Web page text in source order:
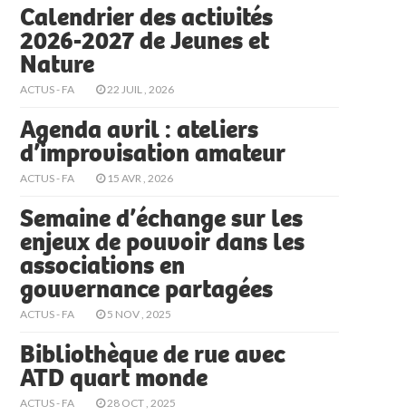
Calendrier des activités
2026-2027 de Jeunes et
Nature
ACTUS - FA 22 JUIL , 2026
Agenda avril : ateliers
d’improvisation amateur
ACTUS - FA 15 AVR , 2026
Semaine d’échange sur les
enjeux de pouvoir dans les
associations en
gouvernance partagées
ACTUS - FA 5 NOV , 2025
Bibliothèque de rue avec
ATD quart monde
ACTUS - FA 28 OCT , 2025